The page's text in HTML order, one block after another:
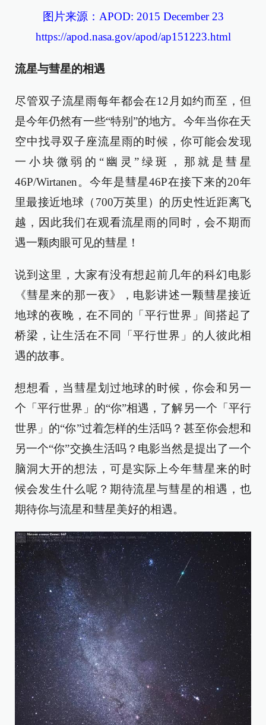
图片来源：APOD: 2015 December 23
https://apod.nasa.gov/apod/ap151223.html
流星与彗星的相遇
尽管双子流星雨每年都会在12月如约而至，但
是今年仍然有一些“特别”的地方。今年当你在天
空中找寻双子座流星雨的时候，你可能会发现
一小块微弱的“幽灵”绿斑，那就是彗星
46P/Wirtanen。今年是彗星46P在接下来的20年
里最接近地球（700万英里）的历史性近距离飞
越，因此我们在观看流星雨的同时，会不期而
遇一颗肉眼可见的彗星！
说到这里，大家有没有想起前几年的科幻电影
《彗星来的那一夜》，电影讲述一颗彗星接近
地球的夜晚，在不同的「平行世界」间搭起了
桥梁，让生活在不同「平行世界」的人彼此相
遇的故事。
想想看，当彗星划过地球的时候，你会和另一
个「平行世界」的“你”相遇，了解另一个「平行
世界」的“你”过着怎样的生活吗？甚至你会想和
另一个“你”交换生活吗？电影当然是提出了一个
脑洞大开的想法，可是实际上今年彗星来的时
候会发生什么呢？期待流星与彗星的相遇，也
期待你与流星和彗星美好的相遇。